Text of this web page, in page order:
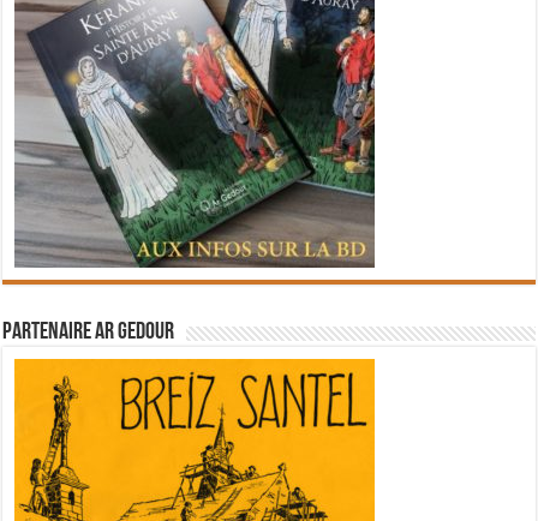
Partenaire Ar Gedour